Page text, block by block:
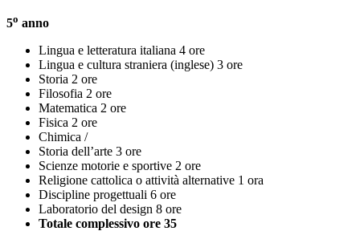
5o anno
Lingua e letteratura italiana 4 ore
Lingua e cultura straniera (inglese) 3 ore
Storia 2 ore
Filosofia 2 ore
Matematica 2 ore
Fisica 2 ore
Chimica /
Storia dell’arte 3 ore
Scienze motorie e sportive 2 ore
Religione cattolica o attività alternative 1 ora
Discipline progettuali 6 ore
Laboratorio del design 8 ore
Totale complessivo ore 35